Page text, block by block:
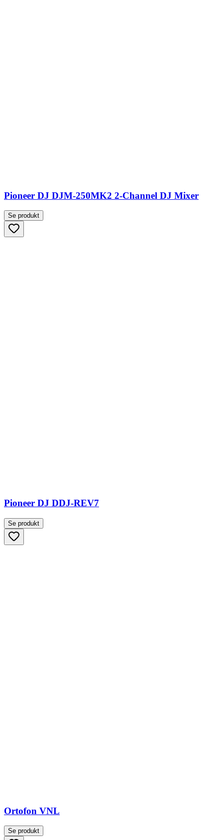
Pioneer DJ DJM-250MK2 2-Channel DJ Mixer
Se produkt
Pioneer DJ DDJ-REV7
Se produkt
Ortofon VNL
Se produkt